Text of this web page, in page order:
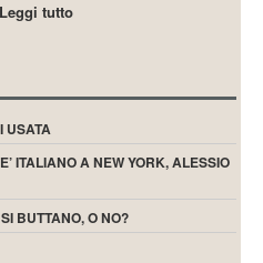
Leggi tutto
USATA
ITALIANO A NEW YORK, ALESSIO
BUTTANO, O NO?